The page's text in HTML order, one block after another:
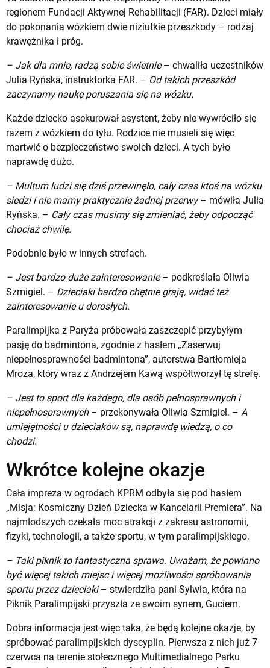
regionem Fundacji Aktywnej Rehabilitacji (FAR). Dzieci miały
do pokonania wózkiem dwie niziutkie przeszkody – rodzaj
krawężnika i próg.
– Jak dla mnie, radzą sobie świetnie– chwaliła uczestników
Julia Ryńska, instruktorka FAR. – Od takich przeszkód
zaczynamy naukę poruszania się na wózku.
Każde dziecko asekurował asystent, żeby nie wywróciło się
razem z wózkiem do tyłu. Rodzice nie musieli się więc
martwić o bezpieczeństwo swoich dzieci. A tych było
naprawdę dużo.
– Multum ludzi się dziś przewinęło, cały czas ktoś na wózku
siedzi i nie mamy praktycznie żadnej przerwy– mówiła Julia
Ryńska. – Cały czas musimy się zmieniać, żeby odpocząć
chociaż chwilę.
Podobnie było w innych strefach.
– Jest bardzo duże zainteresowanie– podkreślała Oliwia
Szmigiel. – Dzieciaki bardzo chętnie grają, widać też
zainteresowanie u dorosłych.
Paralimpijka z Paryża próbowała zaszczepić przybyłym
pasję do badmintona, zgodnie z hasłem „Zaserwuj
niepełnosprawności badmintona”, autorstwa Bartłomieja
Mroza, który wraz z Andrzejem Kawą współtworzył tę strefę.
– Jest to sport dla każdego, dla osób pełnosprawnych i
niepełnosprawnych– przekonywała Oliwia Szmigiel. – A
umiejętności u dzieciaków są, naprawdę wiedzą, o co
chodzi.
Wkrótce kolejne okazje
Cała impreza w ogrodach KPRM odbyła się pod hasłem
„Misja: Kosmiczny Dzień Dziecka w Kancelarii Premiera”. Na
najmłodszych czekała moc atrakcji z zakresu astronomii,
fizyki, technologii, a także sportu, w tym paralimpijskiego.
– Taki piknik to fantastyczna sprawa. Uważam, że powinno
być więcej takich miejsc i więcej możliwości spróbowania
sportu przez dzieciaki– stwierdziła pani Sylwia, która na
Piknik Paralimpijski przyszła ze swoim synem, Guciem.
Dobra informacja jest więc taka, że będą kolejne okazje, by
spróbować paralimpijskich dyscyplin. Pierwsza z nich już 7
czerwca na terenie stołecznego Multimedialnego Parku